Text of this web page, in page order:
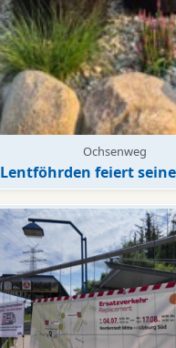
Ochsenweg
Lentföhrden feiert